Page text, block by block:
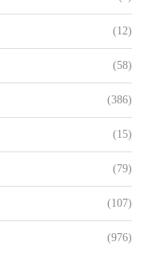
(12)
(58)
(386)
(15)
(79)
(107)
(976)